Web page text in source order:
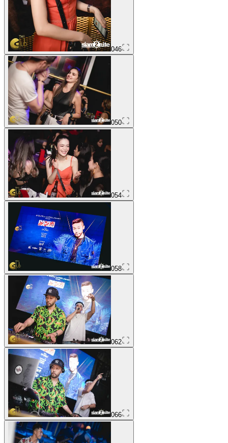
046
050
054
058
062
066